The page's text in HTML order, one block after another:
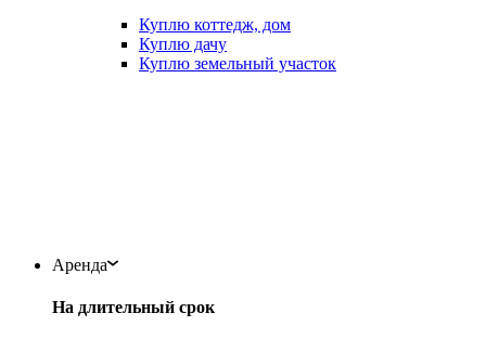
Куплю коттедж, дом
Куплю дачу
Куплю земельный участок
Аренда
На длительный срок